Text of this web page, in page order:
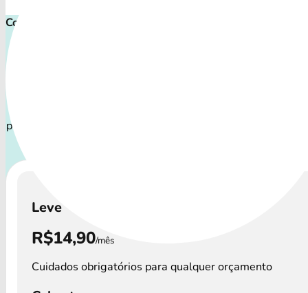
Comece cuidar ainda hoje!
precisa atenção especial.
Leve
R$14,90/mês
Cuidados obrigatórios para qualquer orçamento